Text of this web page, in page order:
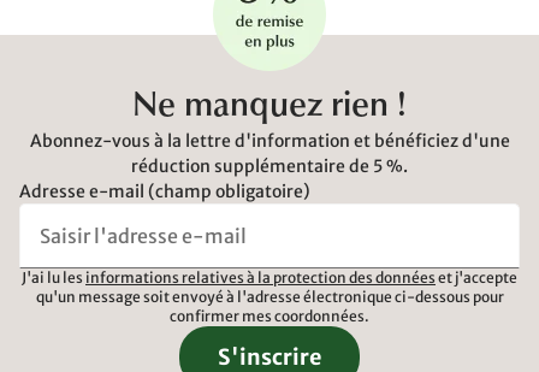
Ne manquez rien !
Abonnez-vous à la lettre d'information et bénéficiez d'une
réduction supplémentaire de 5 %.
Adresse e-mail (champ obligatoire)
J'ai lu les informations relatives à la protection des données et j'accepte
qu'un message soit envoyé à l'adresse électronique ci-dessous pour
confirmer mes coordonnées.
S'inscrire